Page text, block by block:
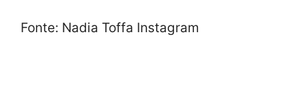
Fonte: Nadia Toffa Instagram